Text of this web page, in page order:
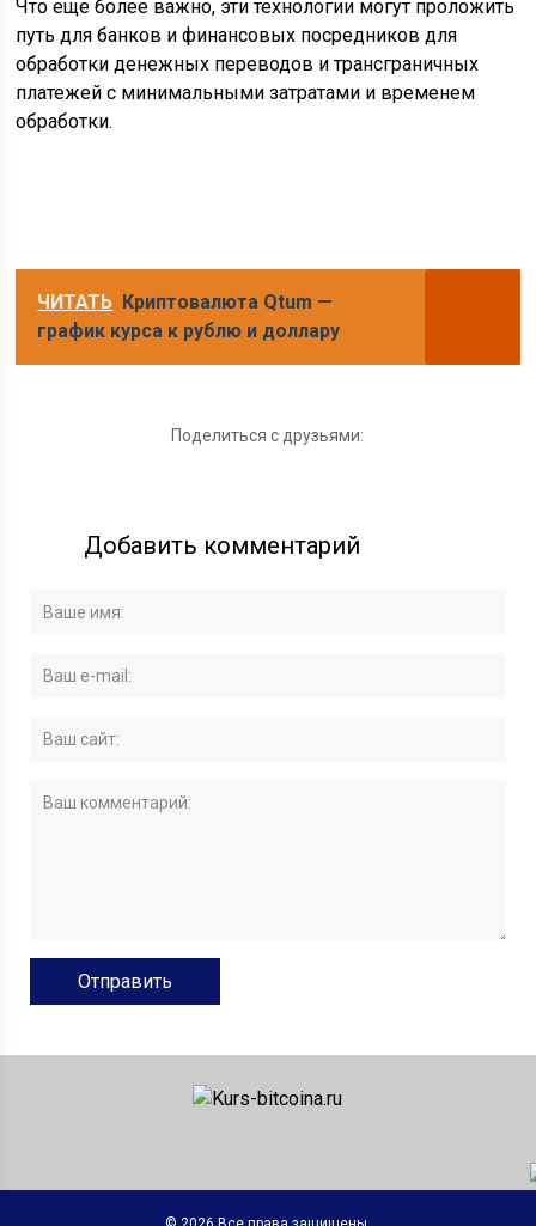
Что еще более важно, эти технологии могут проложить
путь для банков и финансовых посредников для
обработки денежных переводов и трансграничных
платежей с минимальными затратами и временем
обработки.
ЧИТАТЬ Криптовалюта Qtum —
график курса к рублю и доллару
Поделиться с друзьями:
Добавить комментарий